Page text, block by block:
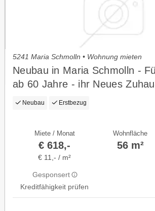
5241 Maria Schmolln • Wohnung mieten
Neubau in Maria Schmolln -
ab 60 Jahre - ihr Neues
Aktive Alter
Neubau Erstbezug
Miete / Monat
€ 618,-
€ 11,- / m²
Gesponsert
Kreditfähigkeit prüfen
Wohnfläche
56 m²